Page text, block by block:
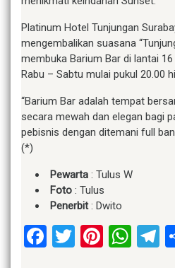
Platinum Hotel Tunjungan
mengembalikan suasana
membuka Barium Bar di lantai
Rabu – Sabtu mulai pukul 20.00
“Barium Bar adalah tempat
secara mewah dan elegan bagi
pebisnis dengan ditemani full
(*)
Pewarta : Tulus W
Foto : Tulus
Penerbit: Dwito
Facebook
Twitter